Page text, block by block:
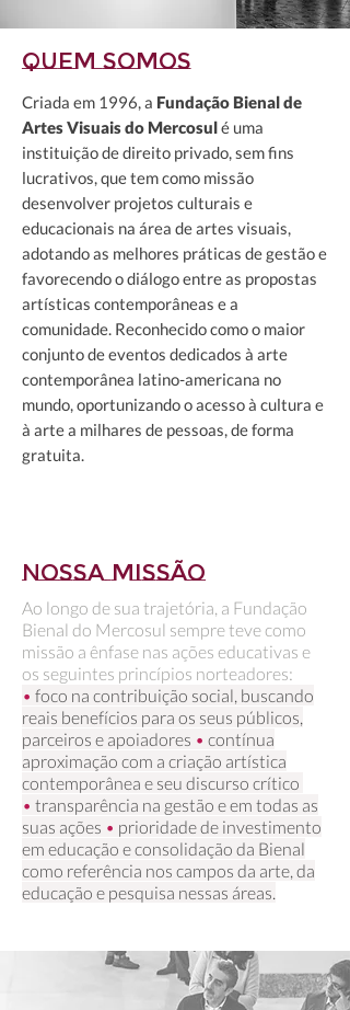
Quem somos
Criada em 1996, a Fundação Bienal de
Artes Visuais do Mercosulé uma
instituição de direito privado, sem fins
lucrativos, que tem como missão
desenvolver projetos culturais e
educacionais na área de artes visuais,
adotando as melhores práticas de gestão e
favorecendo o diálogo entre as propostas
artísticas contemporâneas e a
comunidade. Reconhecido como o maior
conjunto de eventos dedicados à arte
contemporânea latino-americana no
mundo, oportunizando o acesso à cultura e
à arte a milhares de pessoas, de forma
gratuita.
Nossa Missão
Ao longo de sua trajetória, a Fundação
Bienal do Mercosul sempre teve como
missão a ênfase nas ações educativas e
os seguintes princípios norteadores:
• foco na contribuição social, buscando
reais benefícios para os seus públicos,
parceiros e apoiadores • contínua
aproximação com a criação artística
contemporânea e seu discurso crítico
• transparência na gestão e em todas as
suas ações • prioridade de investimento
em educação e consolidação da Bienal
como referência nos campos da arte, da
educação e pesquisa nessas áreas.